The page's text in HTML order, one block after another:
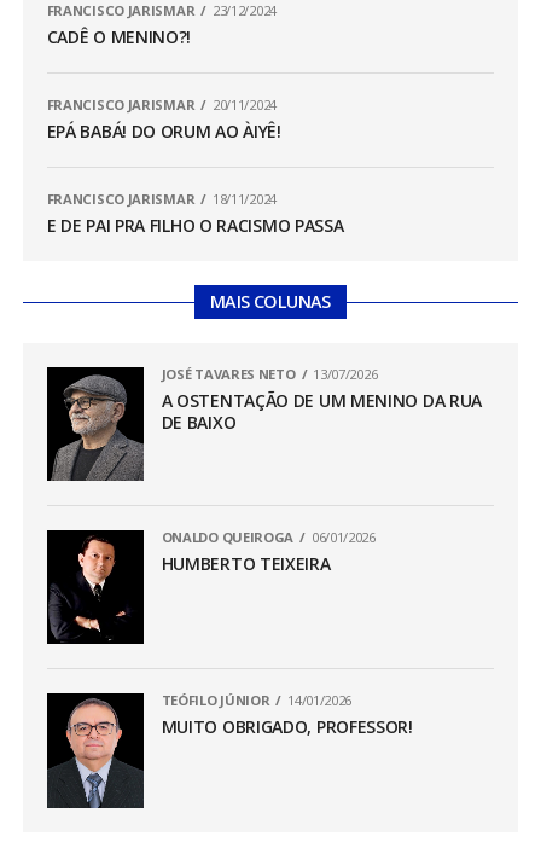
FRANCISCO JARISMAR 23/12/2024
CADÊ O MENINO?!
FRANCISCO JARISMAR 20/11/2024
EPÁ BABÁ! DO ORUM AO ÀIYÊ!
FRANCISCO JARISMAR 18/11/2024
E DE PAI PRA FILHO O RACISMO PASSA
MAIS COLUNAS
JOSÉ TAVARES NETO 13/07/2026
A OSTENTAÇÃO DE UM MENINO DA RUA
DE BAIXO
ONALDO QUEIROGA 06/01/2026
HUMBERTO TEIXEIRA
TEÓFILO JÚNIOR 14/01/2026
MUITO OBRIGADO, PROFESSOR!